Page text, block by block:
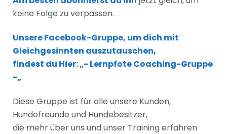
keine Folge zu verpassen.
Unsere Facebook-Gruppe, um dich mit
Gleichgesinnten auszutauschen,
findest du Hier: „- Lernpfote Coaching-Gruppe
-„
Diese Gruppe ist für alle unsere Kunden,
Hundefreunde und Hundebesitzer,
die mehr über uns und unser Training erfahren